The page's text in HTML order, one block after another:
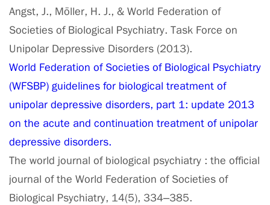
Angst, J., Möller, H. J., & World Federation of
Societies of Biological Psychiatry. Task Force on
Unipolar Depressive Disorders (2013).
World Federation of Societies of Biological Psychiatry
(WFSBP) guidelines for biological treatment of
unipolar depressive disorders, part 1: update 2013
on the acute and continuation treatment of unipolar
depressive disorders.
The world journal of biological psychiatry : the official
journal of the World Federation of Societies of
Biological Psychiatry, 14(5), 334–385.